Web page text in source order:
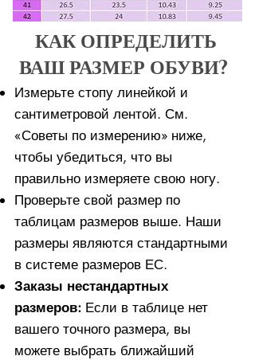
КАК ОПРЕДЕЛИТЬ
ВАШ РАЗМЕР ОБУВИ?
Измерьте стопу линейкой и
сантиметровой лентой. См.
«Советы по измерению» ниже,
чтобы убедиться, что вы
правильно измеряете свою ногу. ​​
Проверьте свой размер по
таблицам размеров выше. Наши
размеры являются стандартными
в системе размеров ЕС.
Заказы нестандартных
размеров: Если в таблице нет
вашего точного размера, вы
можете выбрать ближайший